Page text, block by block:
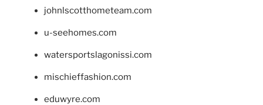
johnlscotthometeam.com
u-seehomes.com
watersportslagonissi.com
mischieffashion.com
eduwyre.com